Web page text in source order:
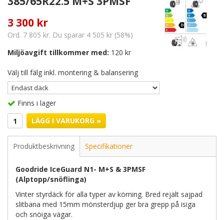
3 300 kr
Ord. 7 805 kr. Du sparar 4 505 kr (58%)
Miljöavgift tillkommer med: 120 kr
Välj till fälg inkl. montering & balansering
Finns i lager
LÄGG I VARUKORG »
Produktbeskrivning Specifikationer
Goodride IceGuard N1- M+S & 3PMSF
(Alptopp/snöflinga)
Vinter styrdäck för alla typer av körning. Bred rejält sajpad
slitbana med 15mm mönsterdjup ger bra grepp på isiga
och snöiga vägar.